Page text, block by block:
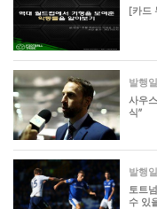
[카드
발행
사우
식”
발행
토트
수 있